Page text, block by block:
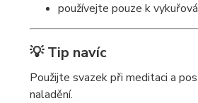
používejte pouze k
💡 Tip navíc
Použijte svazek při meditaci a
naladění.